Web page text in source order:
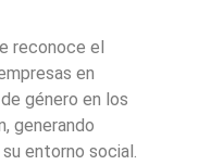
reconoce el
en
género en los
generando
entorno social.